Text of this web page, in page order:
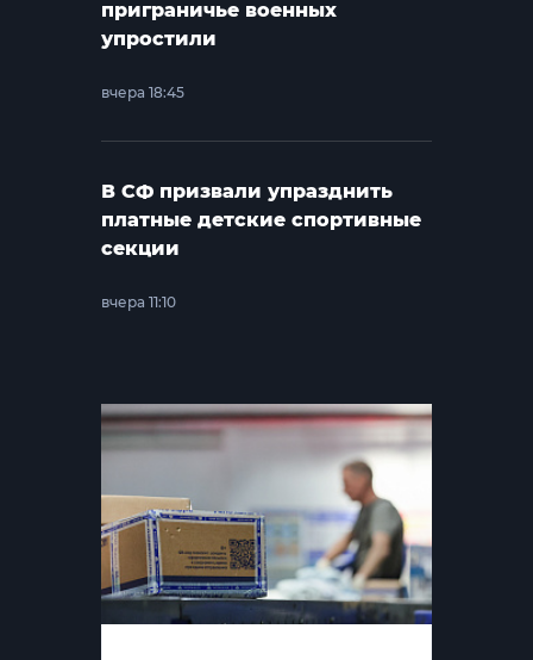
приграничье военных
упростили
вчера 18:45
В СФ призвали упразднить
платные детские спортивные
секции
вчера 11:10